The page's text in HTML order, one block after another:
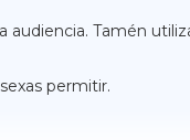
audiencia. Tamén
permitir.